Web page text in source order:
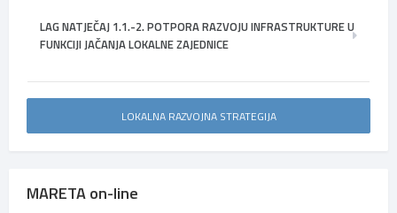
LAG NATJEČAJ 1.1.-2. POTPORA RAZVOJU INFRASTRUKTURE U
FUNKCIJI JAČANJA LOKALNE ZAJEDNICE
LOKALNA RAZVOJNA STRATEGIJA
MARETA on-line